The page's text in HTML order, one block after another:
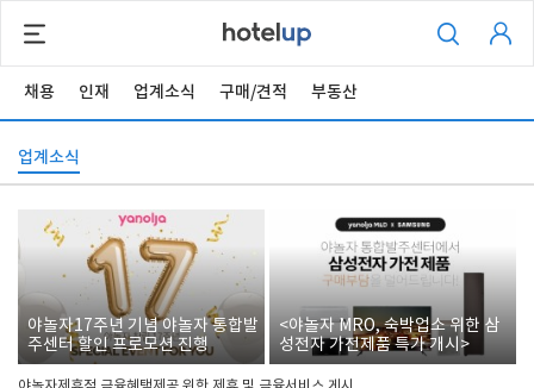
채용 인재 업계소식 구매/견적 부동산
업계소식
야놀자17주년 기념 야놀자 통합발
주센터 할인 프로모션 진행
<야놀자 MRO, 숙박업소 위한 삼
성전자 가전제품 특가 개시>